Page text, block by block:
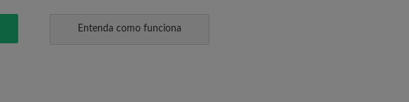
Entenda como funciona